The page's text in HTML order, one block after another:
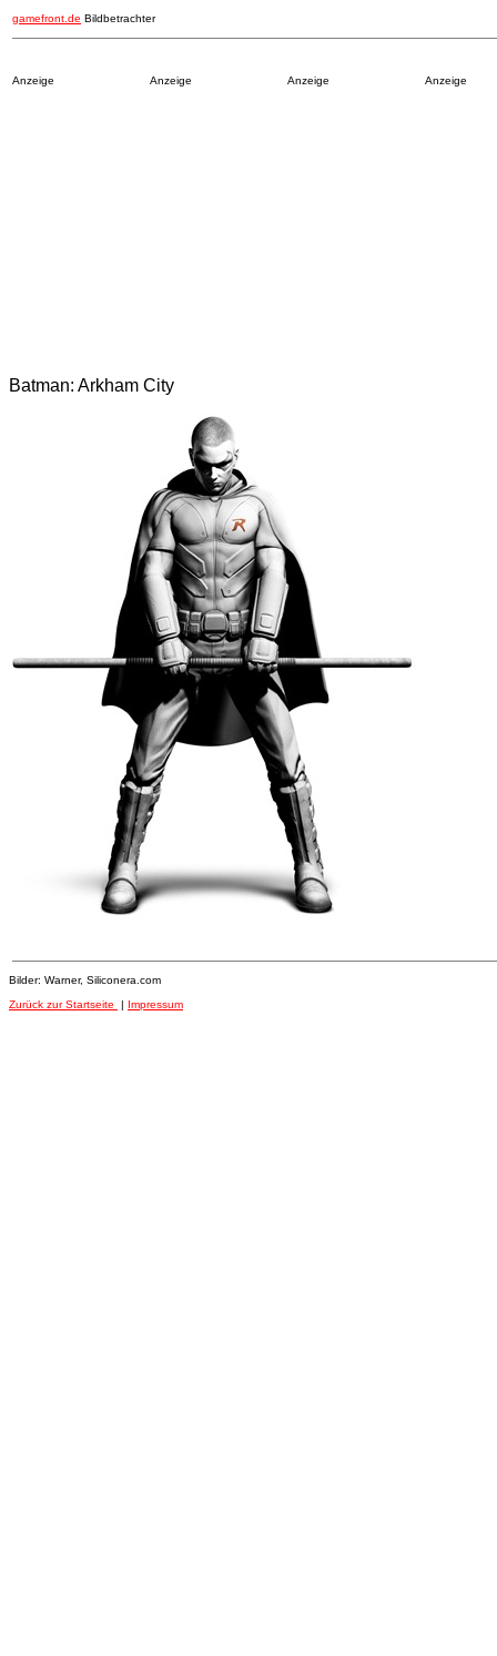
gamefront.de Bildbetrachter
Anzeige Anzeige Anzeige Anzeige
Batman: Arkham City
Bilder: Warner, Siliconera.com
Zurück zur Startseite
| Impressum